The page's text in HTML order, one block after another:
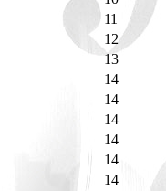
11
12
13
14
14
14
14
14
14